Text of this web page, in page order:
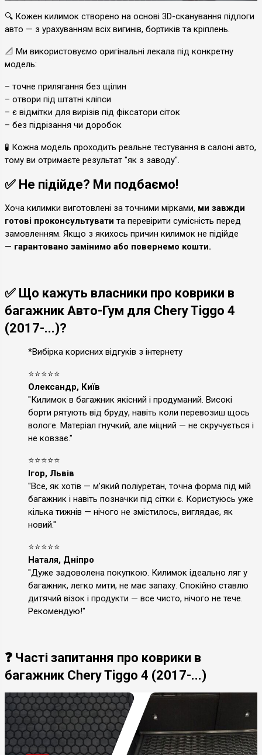
🔍 Кожен килимок створено на основі 3D-сканування підлоги
авто — з урахуванням всіх вигинів, бортиків та кріплень.
📐 Ми використовуємо оригінальні лекала під конкретну
модель:
– точне прилягання без щілин
– отвори під штатні кліпси
– є відмітки для вирізів під фіксатори сіток
– без підрізання чи доробок
🧪 Кожна модель проходить реальне тестування в салоні авто,
тому ви отримаєте результат "як з заводу".
✅ Не підійде? Ми подбаємо!
Хоча килимки виготовлені за точними мірками, ми завжди
готові проконсультувати та перевірити сумісність перед
замовленням. Якщо з якихось причин килимок не підійде
— гарантовано замінимо або повернемо кошти.
✅ Що кажуть власники про коврики в
багажник Авто-Гум для Chery Tiggo 4
(2017-...)?
*Вибірка корисних відгуків з інтернету
⭐⭐⭐⭐⭐
Олександр, Київ
"Килимок в багажник якісний і продуманий. Високі
борти рятують від бруду, навіть коли перевозиш щось
вологе. Матеріал гнучкий, але міцний — не скручується і
не ковзає."
⭐⭐⭐⭐⭐
Ігор, Львів
"Все, як хотів — м’який поліуретан, точна форма під мій
багажник і навіть позначки під сітки є. Користуюсь уже
кілька тижнів — нічого не змістилось, виглядає, як
новий."
⭐⭐⭐⭐⭐
Наталя, Дніпро
"Дуже задоволена покупкою. Килимок ідеально ляг у
багажник, легко мити, не має запаху. Спокійно ставлю
дитячий візок і продукти — все чисто, нічого не тече.
Рекомендую!"
❓ Часті запитання про коврики в
багажник Chery Tiggo 4 (2017-...)